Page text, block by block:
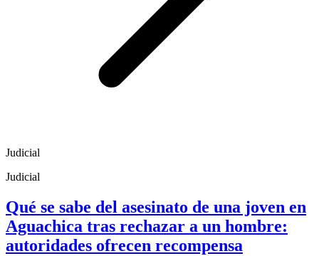
Judicial
Judicial
Qué se sabe del asesinato de una joven en
Aguachica tras rechazar a un hombre:
autoridades ofrecen recompensa